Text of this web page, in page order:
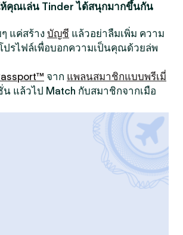
ห้คุณเล่น Tinder ได้สนุกมากขึ้นกัน
แค่สร้าง บัญชี แล้วอย่าลืมเพิ่ม ความ
ปรไฟล์เพื่อบอกความเป็นคุณด้วยล่พ
จาก แพลนสมาชิกแบบพรีเมี่
น แล้วไป Match กับสมาชิกจากเมือ